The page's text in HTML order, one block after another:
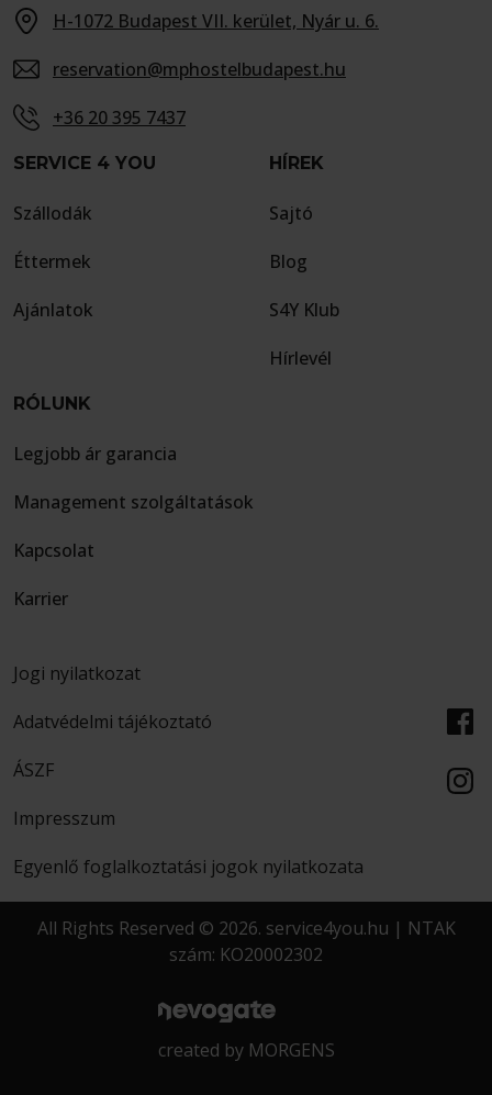
H-1072 Budapest VII. kerület, Nyár u. 6.
reservation@mphostelbudapest.hu
+36 20 395 7437
SERVICE 4 YOU
Szállodák
Éttermek
Ajánlatok
HÍREK
Sajtó
Blog
S4Y Klub
Hírlevél
RÓLUNK
Legjobb ár garancia
Management szolgáltatások
Kapcsolat
Karrier
Jogi nyilatkozat
Adatvédelmi tájékoztató
ÁSZF
Impresszum
Egyenlő foglalkoztatási jogok nyilatkozata
All Rights Reserved © 2026. service4you.hu | NTAK
szám: KO20002302
created by MORGENS